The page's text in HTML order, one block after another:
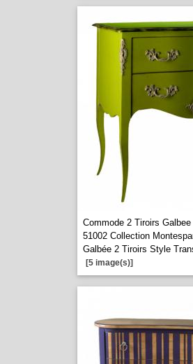
Commode 2 Tiroirs Galbee
51002 Collection
Galbée 2 Tiroirs Style
[5 image(s)]